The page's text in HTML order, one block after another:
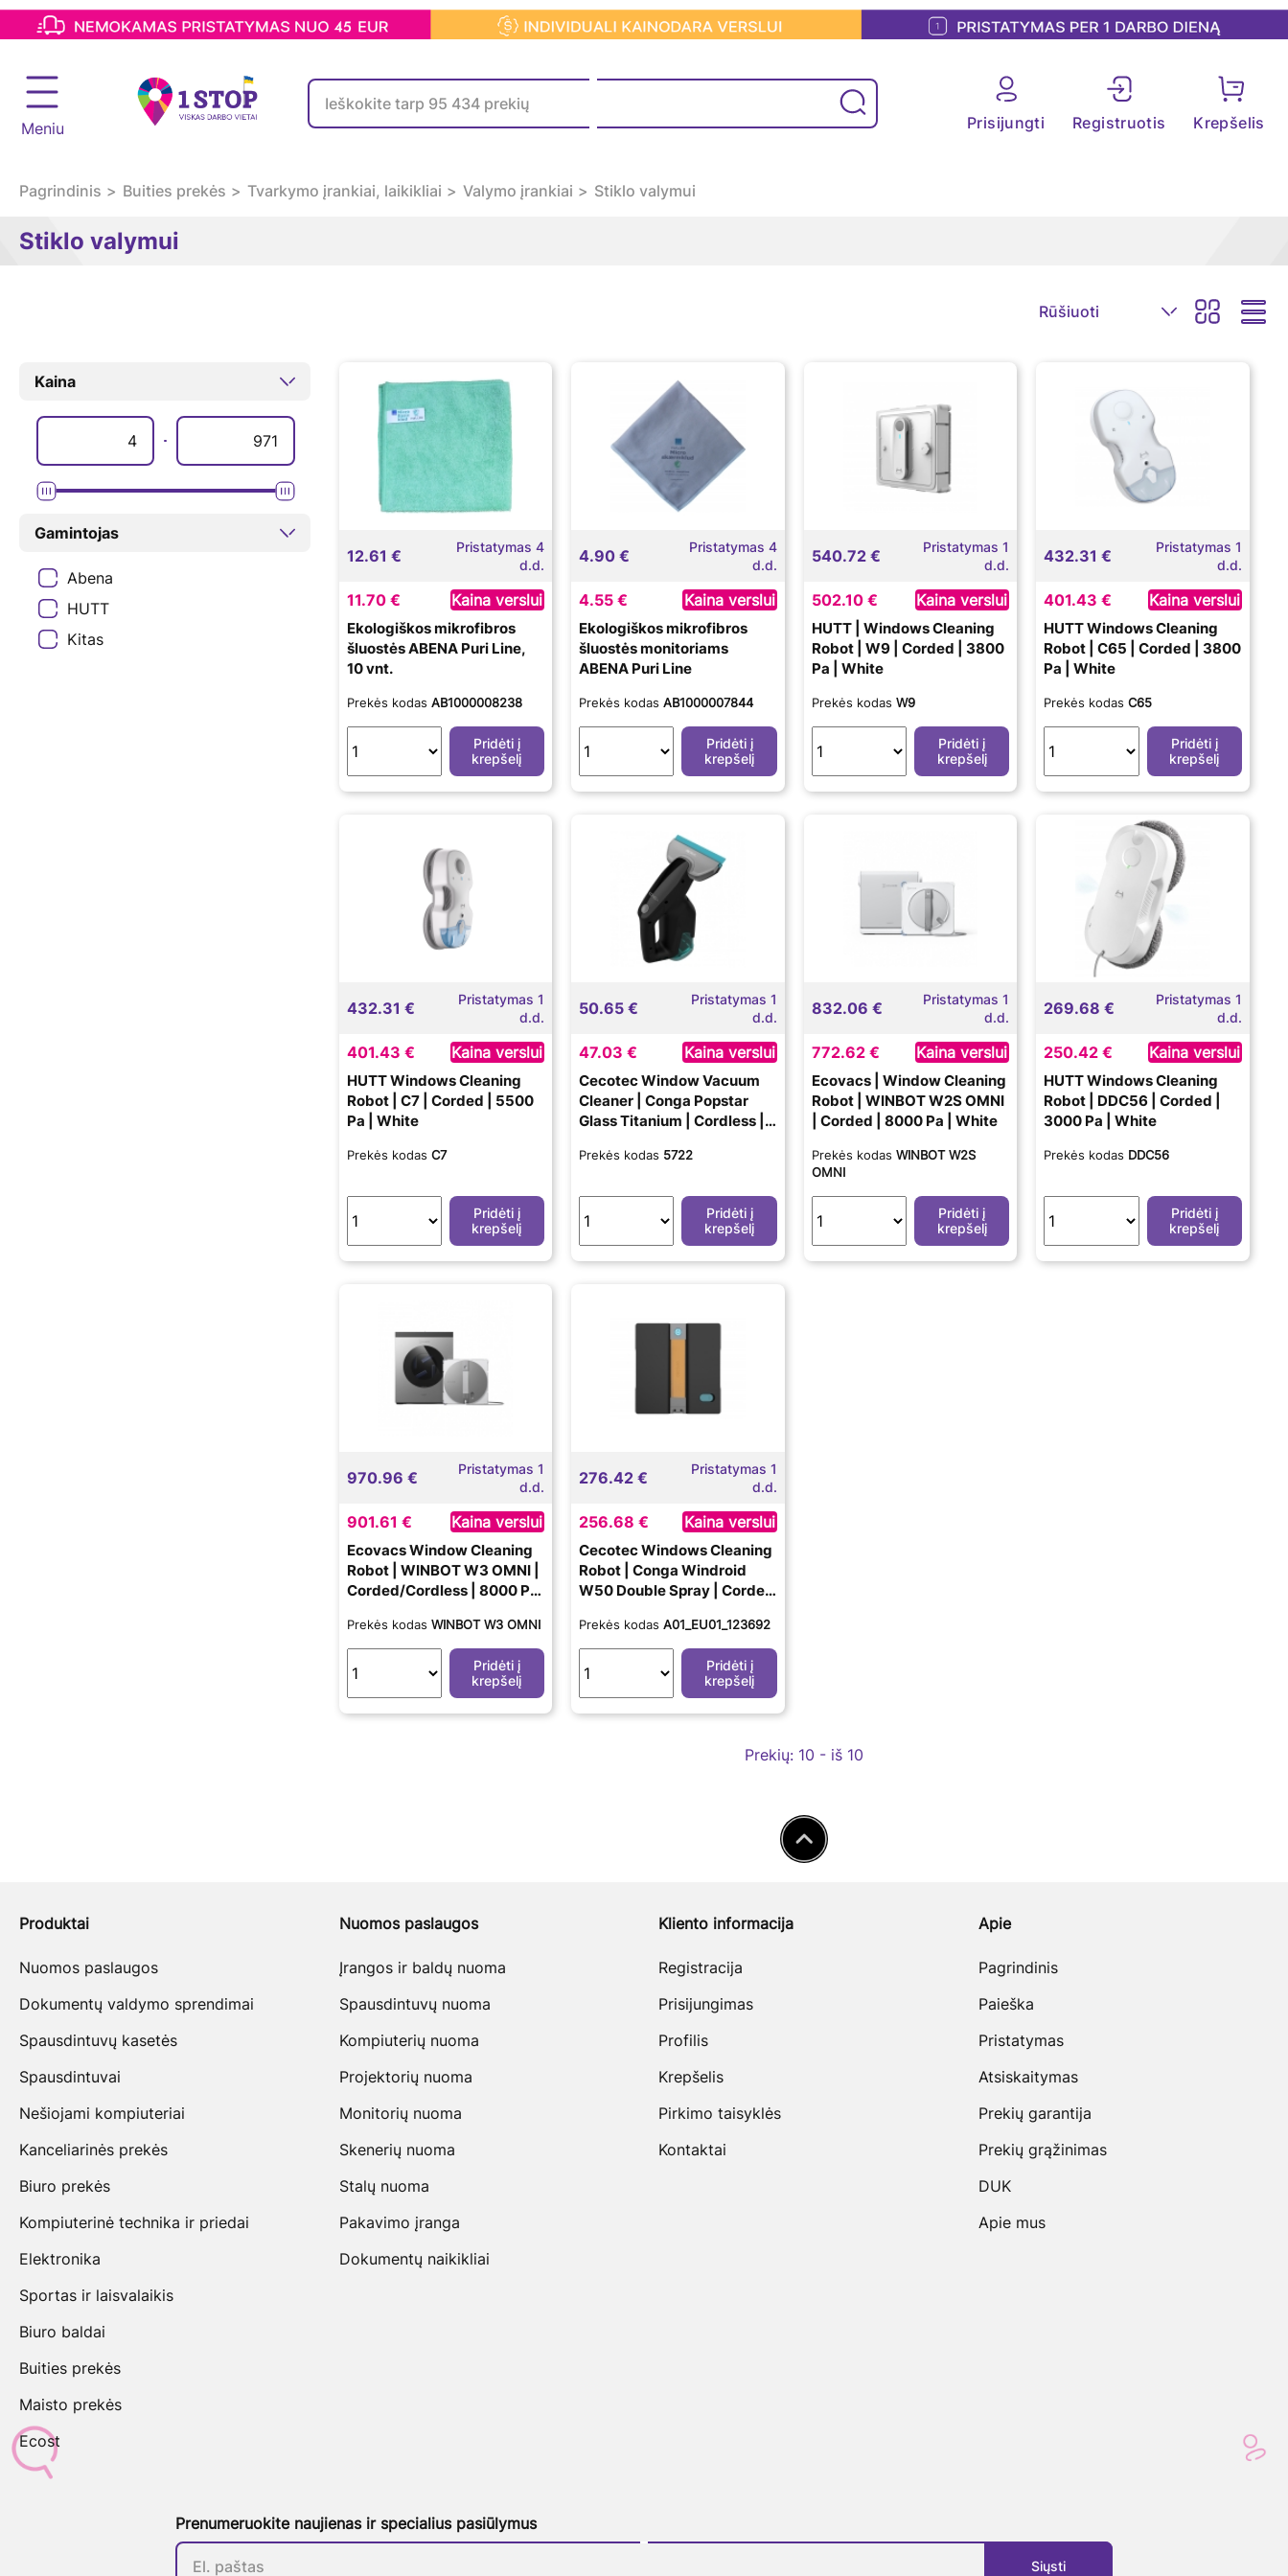
Meniu Prisijungti Registruotis Krepšelis
Pagrindinis Buities prekės Tvarkymo įrankiai, laikikliai Valymo įrankiai Stiklo valymui
Stiklo valymui
Kaina
Gamintojas
Abena
HUTT
Kitas
12.61 €
Pristatymas 4
d.d.
11.70 € Kaina verslui
Ekologiškos mikrofibros
šluostės ABENA Puri Line,
10 vnt.
Prekės kodas AB1000008238
Pridėti į
krepšelį
4.90 €
Pristatymas 4
d.d.
4.55 € Kaina verslui
Ekologiškos mikrofibros
šluostės monitoriams
ABENA Puri Line
Prekės kodasAB1000007844
Pridėti į
krepšelį
540.72 €
Pristatymas 1
d.d.
502.10 € Kaina verslui
HUTT | Windows Cleaning
Robot | W9 | Corded | 3800
Pa | White
Prekės kodas W9
Pridėti į
krepšelį
432.31 €
Pristatymas 1
d.d.
401.43 € Kaina verslui
HUTT Windows Cleaning
Robot | C65 | Corded | 3800
Pa | White
Prekės kodasC65
Pridėti į
krepšelį
432.31 €
Pristatymas 1
d.d.
401.43 € Kaina verslui
HUTT Windows Cleaning
Robot | C7 | Corded | 5500
Pa | White
Prekės kodas C7
Pridėti į
krepšelį
50.65 €
Pristatymas 1
d.d.
47.03 € Kaina verslui
Cecotec Window Vacuum
Cleaner | Conga Popstar
Glass Titanium | Cordless |
Prekės kodas 5722
Pridėti į
krepšelį
832.06 €
Pristatymas 1
d.d.
772.62 € Kaina verslui
Ecovacs | Window Cleaning
Robot | WINBOT W2S OMNI
| Corded | 8000 Pa | White
Prekės kodas WINBOT W2S
OMNI
Pridėti į
krepšelį
269.68 €
Pristatymas 1
d.d.
250.42 € Kaina verslui
HUTT Windows Cleaning
Robot | DDC56 | Corded |
3000 Pa | White
Prekės kodas DDC56
Pridėti į
krepšelį
970.96 €
Pristatymas 1
d.d.
901.61 € Kaina verslui
Ecovacs Window Cleaning
Robot | WINBOT W3 OMNI |
Corded/Cordless | 8000 Pa
Prekės kodas WINBOT W3 OMNI
Pridėti į
krepšelį
276.42 €
Pristatymas 1
d.d.
256.68 € Kaina verslui
Cecotec Windows Cleaning
Robot | Conga Windroid
W50 Double Spray | Corded
Prekės kodasA01_EU01_123692
Pridėti į
krepšelį
Prekių: 10 - iš 10
Produktai
Nuomos paslaugos
Dokumentų valdymo sprendimai
Spausdintuvų kasetės
Spausdintuvai
Nešiojami kompiuteriai
Kanceliarinės prekės
Biuro prekės
Kompiuterinė technika ir priedai
Elektronika
Sportas ir laisvalaikis
Biuro baldai
Buities prekės
Maisto prekės
Ecost
Nuomos paslaugos
Įrangos ir baldų nuoma
Spausdintuvų nuoma
Kompiuterių nuoma
Projektorių nuoma
Monitorių nuoma
Skenerių nuoma
Stalų nuoma
Pakavimo įranga
Dokumentų naikikliai
Kliento informacija
Registracija
Prisijungimas
Profilis
Krepšelis
Pirkimo taisyklės
Kontaktai
Apie
Pagrindinis
Paieška
Pristatymas
Atsiskaitymas
Prekių garantija
Prekių grąžinimas
DUK
Apie mus
Prenumeruokite naujienas ir specialius pasiūlymus
Siųsti